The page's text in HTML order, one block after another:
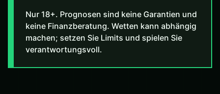
Nur 18+. Prognosen sind keine Garantien und
keine Finanzberatung. Wetten kann abhängig
machen; setzen Sie Limits und spielen Sie
verantwortungsvoll.